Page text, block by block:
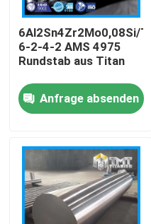
Videos
Über uns
Fabrik Tour
Qualitätskontrolle
Kontakt
6Al2Sn4Zr2Mo0,08Si/Ti-
6-2-4-2 AMS 4975
Rundstab aus Titan
Anfrage absenden